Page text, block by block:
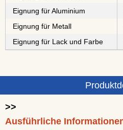
Eignung für Aluminium
Eignung für Metall
Eignung für Lack und Farbe
>>
Ausführliche